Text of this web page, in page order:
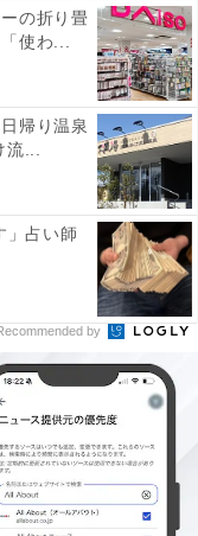
の折り畳
使わ...
帰り温泉
...
」占い師
by